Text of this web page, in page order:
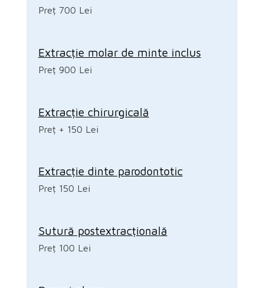
Preț 700 Lei
Extracție molar de minte inclus
Preț 900 Lei
Extracție chirurgicală
Preț + 150 Lei
Extracție dinte parodontotic
Preț 150 Lei
Sutură postextracțională
Preț 100 Lei